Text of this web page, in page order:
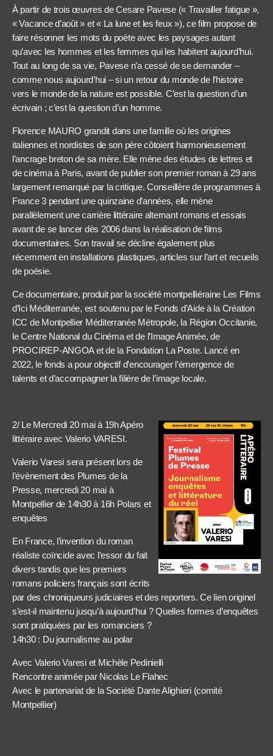
À partir de trois œuvres de Cesare Pavese (« Travailler fatigue »,
« Vacance d’août » et « La lune et les feux »), ce film propose de
faire résonner les mots du poète avec les paysages autant
qu’avec les hommes et les femmes qui les habitent aujourd’hui.
Tout au long de sa vie, Pavese n’a cessé de se demander –
comme nous aujourd’hui – si un retour du monde de l’histoire
vers le monde de la nature est possible. C’est la question d’un
écrivain ; c’est la question d’un homme.
Florence MAURO grandit dans une famille où les origines
italiennes et nordistes de son père côtoient harmonieusement
l’ancrage breton de sa mère. Elle mène des études de lettres et
de cinéma à Paris, avant de publier son premier roman à 29 ans
largement remarqué par la critique. Conseillère de programmes à
France 3 pendant une quinzaine d’années, elle mène
parallèlement une carrière littéraire alternant romans et essais
avant de se lancer dès 2006 dans la réalisation de films
documentaires. Son travail se décline également plus
récemment en installations plastiques, articles sur l’art et recueils
de poésie.
Ce documentaire, produit par la société montpelliéraine Les Films
d’Ici Méditerranée, est soutenu par le Fonds d’Aide à la Création
ICC de Montpellier Méditerranée Métropole, la Région Occitanie,
le Centre National du Cinéma et de l’Image Animée, de
PROCIREP-ANGOA et de la Fondation La Poste. Lancé en
2022, le fonds a pour objectif d’encourager l’émergence de
talents et d’accompagner la filière de l’image locale.
2/ Le Mercredi 20 mai à 19h Apéro
littéraire avec Valerio VARESI.
Valerio Varesi sera présent lors de
l’évènement des Plumes de la
Presse, mercredi 20 mai à
Montpellier de 14h30 à 16h Polars et
enquêtes
En France, l’invention du roman
réaliste coïncide avec l’essor du fait
divers tandis que les premiers
romans policiers français sont écrits
par des chroniqueurs judiciaires et des reporters. Ce lien originel
s’est-il maintenu jusqu’à aujourd’hui ? Quelles formes d’enquêtes
sont pratiquées par les romanciers ?
14h30 : Du journalisme au polar
Avec Valerio Varesi et Michèle Pedinielli
Rencontre animée par Nicolas Le Flahec
Avec le partenariat de la Société Dante Alighieri (comité
Montpellier)